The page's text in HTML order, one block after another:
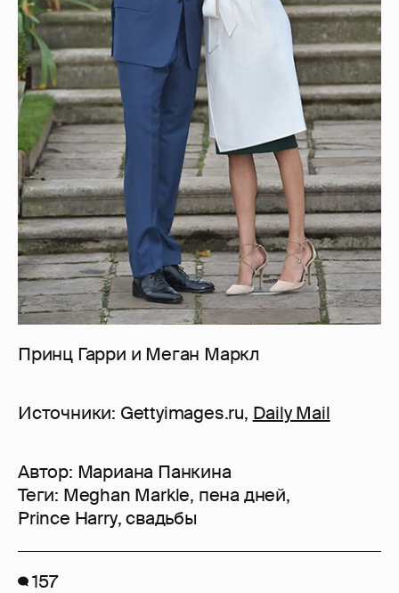
Принц Гарри и Меган Маркл
Источники: Gettyimages.ru, Daily Mail
Автор: Мариана Панкина
Теги: Meghan Markle, пена дней,
Prince Harry,свадьбы
157